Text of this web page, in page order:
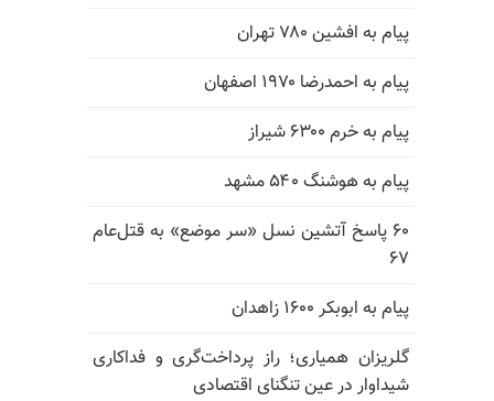
پیام به افشین ۷۸۰ تهران
پیام به احمدرضا ۱۹۷۰ اصفهان
پیام به خرم ۶۳۰۰ شیراز
پیام به هوشنگ ۵۴۰ مشهد
۶۰ پاسخ آتشین نسل «سر موضع» به قتل‌عام
۶۷
پیام به ابوبکر ۱۶۰۰ زاهدان
گلریزان همیاری؛ راز پرداخت‌گری و فداکاری
شیداوار در عین تنگنای اقتصادی